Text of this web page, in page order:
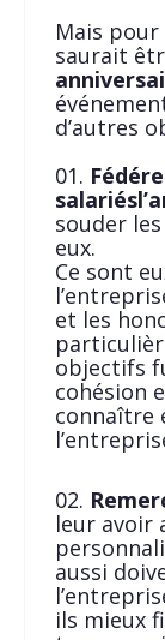
Mais
saurait
d’autres
salariés
souder
eux.
Ce sont
et les
objectifs
cohésion
connaître
leur avoir
aussi
ils mieux